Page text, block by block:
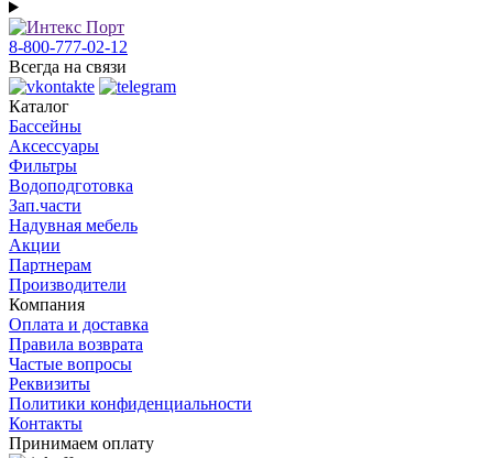
8-800-777-02-12
Всегда на связи
Каталог
Бассейны
Аксессуары
Фильтры
Водоподготовка
Зап.части
Надувная мебель
Акции
Партнерам
Производители
Компания
Оплата и доставка
Правила возврата
Частые вопросы
Реквизиты
Политики конфиденциальности
Контакты
Принимаем оплату